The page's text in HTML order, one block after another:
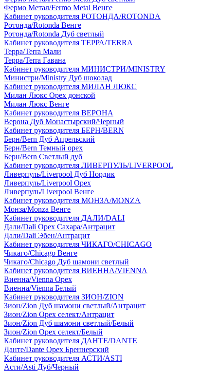
Фермо Метал/Fermo Metal Венге
Кабинет руководителя РОТОНДА/ROTONDA
Ротонда/Rotonda Венге
Ротонда/Rotonda Дуб светлый
Кабинет руководителя ТЕРРА/TERRA
Терра/Terra Мали
Терра/Terra Гавана
Кабинет руководителя МИНИСТРИ/MINISTRY
Министри/Ministry Дуб шоколад
Кабинет руководителя МИЛАН ЛЮКС
Милан Люкс Орех донской
Милан Люкс Венге
Кабинет руководителя ВЕРОНА
Верона Дуб Монастырский/Черный
Кабинет руководителя БЕРН/BERN
Берн/Bern Дуб Апрельский
Берн/Bern Темный орех
Берн/Bern Светлый дуб
Кабинет руководителя ЛИВЕРПУЛЬ/LIVERPOOL
Ливерпуль/Liverpool Дуб Нордик
Ливерпуль/Liverpool Орех
Ливерпуль/Liverpool Венге
Кабинет руководителя МОНЗА/MONZA
Монза/Monza Венге
Кабинет руководителя ДАЛИ/DALI
Дали/Dali Орех Cахара/Антрацит
Дали/Dali Эбен/Антрацит
Кабинет руководителя ЧИКАГО/CHICAGO
Чикаго/Chicago Венге
Чикаго/Chicago Дуб шамони светлый
Кабинет руководителя ВИЕННА/VIENNA
Виенна/Vienna Орех
Виенна/Vienna Белый
Кабинет руководителя ЗИОН/ZION
Зион/Zion Дуб шамони светлый/Антрацит
Зион/Zion Орех селект/Антрацит
Зион/Zion Дуб шамони светлый/Белый
Зион/Zion Орех селект/Белый
Кабинет руководителя ДАНТЕ/DANTE
Данте/Dante Орех Бреннерский
Кабинет руководителя АСТИ/ASTI
Асти/Asti Дуб/Черный